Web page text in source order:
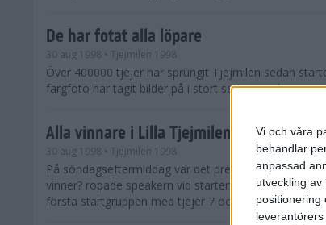
Vi och våra
behandlar
anpassad
utveckling av
positionering
De har fotat alla löpare
30 aug 1998 • Tjejmilen 1998
Över 400000 tjejer har sprungit Tjejmilen sedan
färgfoto har tagit bilder på i stort sett varenda en.
Alla vinnare i Lilla Tjejmilen
30 aug 1998 • Tjejmilen 1998
På söndagseftermiddag var det premiär för Lilla
vinner? ropade speakern vid starten. - Alla, kom det
första startgruppen med tjejer 7 och 8 år gaml...